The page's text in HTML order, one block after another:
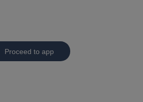
Proceed to app